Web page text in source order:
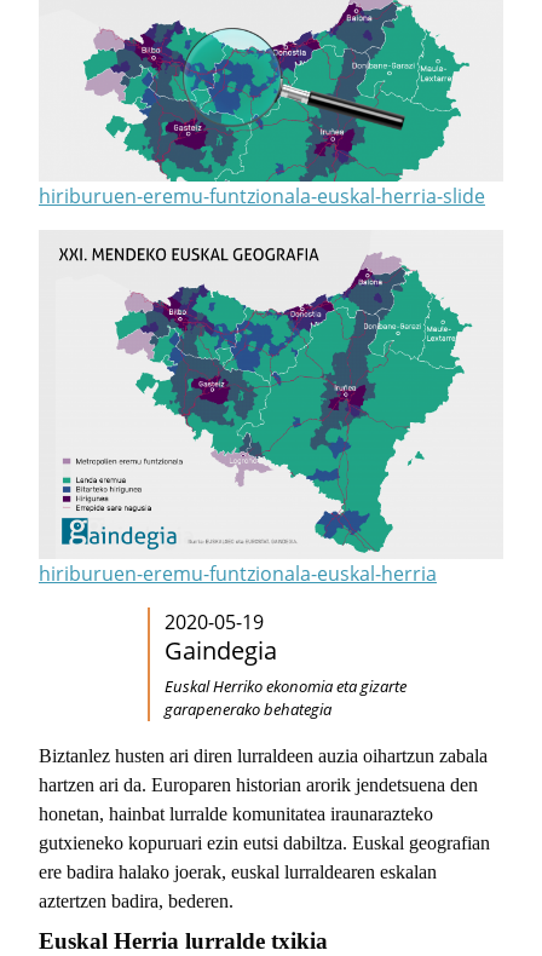
hiriburuen-eremu-funtzionala-euskal-herria-slide
hiriburuen-eremu-funtzionala-euskal-herria
2020-05-19
Gaindegia
Euskal Herriko ekonomia eta gizarte
garapenerako behategia
Biztanlez husten ari diren lurraldeen auzia oihartzun zabala
hartzen ari da. Europaren historian arorik jendetsuena den
honetan, hainbat lurralde komunitatea iraunarazteko
gutxieneko kopuruari ezin eutsi dabiltza. Euskal geografian
ere badira halako joerak, euskal lurraldearen eskalan
aztertzen badira, bederen.
Euskal Herria lurralde txikia